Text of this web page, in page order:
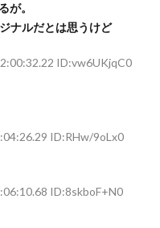
が。
ナルだとは思うけど
ID:vw6UKjqC0
ID:RHw/9oLx0
ID:8skboF+N0